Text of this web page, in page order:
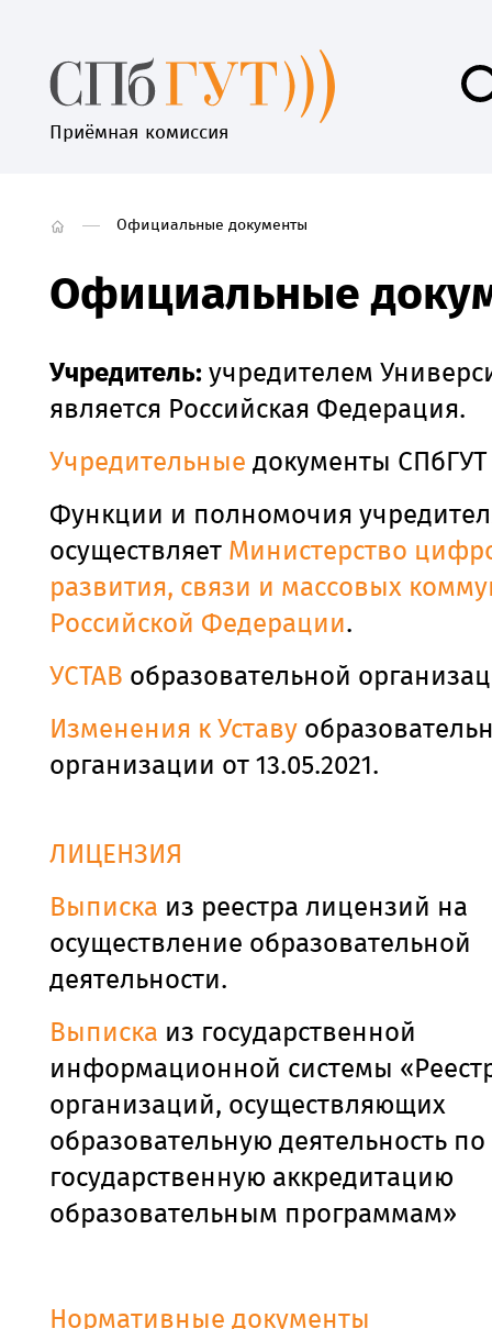
Приёмная комиссия
Официальные документы
Официальные
Учредитель: учредителем
является Российская Федерация.
Учредительные документы СПбГУТ
Функции и полномочия
осуществляет Министерство
развития, связи и массовых
Российской Федерации.
УСТАВ образовательной
Изменения к Уставу
организации от 13.05.2021.
ЛИЦЕНЗИЯ
Выписка из реестра лицензий на
осуществление образовательной
деятельности.
Выписка из государственной
информационной системы
организаций, осуществляющих
образовательную деятельность
государственную аккредитацию
образовательным программам»
Нормативные документы